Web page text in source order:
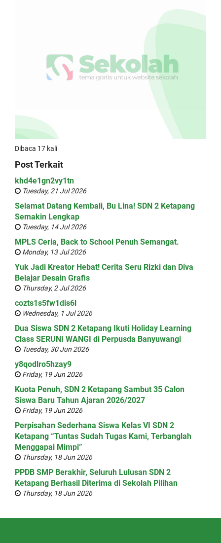
Dibaca 17 kali
Post Terkait
khd4e1gn2vy1tn
Tuesday, 21 Jul 2026
Selamat Datang Kembali, Bu Lina! SDN 2 Ketapang
Semakin Lengkap
Tuesday, 14 Jul 2026
MPLS Ceria, Back to School Penuh Semangat.
Monday, 13 Jul 2026
Yuk Jadi Kreator Hebat! Cerita Seru Rizki dan Diva
Belajar Desain Grafis
Thursday, 2 Jul 2026
cozts1s5fw1dis6l
Wednesday, 1 Jul 2026
Dua Siswa SDN 2 Ketapang Ikuti Holiday Learning
Class SERUNI WANGI di Perpusda Banyuwangi
Tuesday, 30 Jun 2026
y8qodlro5hzay9
Friday, 19 Jun 2026
Kuota Penuh, SDN 2 Ketapang Sambut 35 Calon
Siswa Baru Tahun Ajaran 2026/2027
Friday, 19 Jun 2026
Perpisahan Sederhana Siswa Kelas VI SDN 2
Ketapang “Tuntas Sudah Tugas Kami, Terbanglah
Menggapai Mimpi”
Thursday, 18 Jun 2026
PPDB SMP Berakhir, Seluruh Lulusan SDN 2
Ketapang Berhasil Diterima di Sekolah Pilihan
Thursday, 18 Jun 2026